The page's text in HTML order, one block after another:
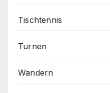
Tischtennis
Turnen
Wandern